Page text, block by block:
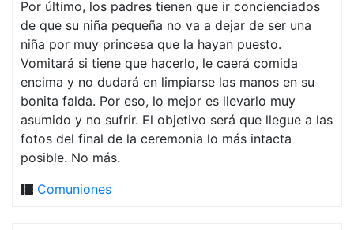
Por último, los padres tienen que ir concienciados
de que su niña pequeña no va a dejar de ser una
niña por muy princesa que la hayan puesto.
Vomitará si tiene que hacerlo, le caerá comida
encima y no dudará en limpiarse las manos en su
bonita falda. Por eso, lo mejor es llevarlo muy
asumido y no sufrir. El objetivo será que llegue a las
fotos del final de la ceremonia lo más intacta
posible. No más.
Comuniones